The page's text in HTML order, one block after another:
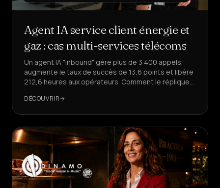
Agent IA service client énergie et
gaz : cas multi-services télécoms
Un agent IA "inbound" gère plus de 3 400 appels,
augmente le taux de succès de 13,6 points et libère
212,6 heures aux opérateurs. Comment le répliquer
DÉCOUVRIR